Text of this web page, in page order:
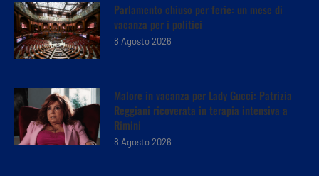
Parlamento chiuso per ferie: un mese di
vacanza per i politici
8 Agosto 2026
Malore in vacanza per Lady Gucci: Patrizia
Reggiani ricoverata in terapia intensiva a
Rimini
8 Agosto 2026